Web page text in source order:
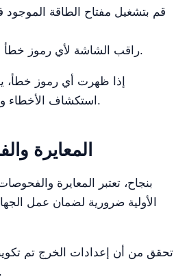
قم بتشغيل مفتاح الطاقة الموجود
راقب الشاشة لأي رموز خطأ أثناء بدء التشغيل.
إذا ظهرت أي رموز خطأ،
استكشاف الأخطاء وإصلاحها في هذا الدليل.
المعايرة
الأولية ضرورية لضمان عمل
تحقق من أن إعدادات الخرج تم
الشركة المصنعة.